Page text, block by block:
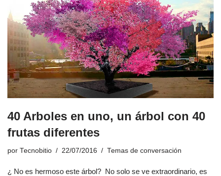
40 Arboles en uno, un árbol con 40
frutas diferentes
por Tecnobitio 22/07/2016 Temas de conversación
¿ No es hermoso este árbol? No solo se ve extraordinario, es